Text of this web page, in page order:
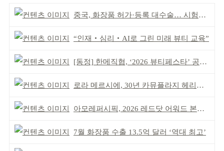
중국, 화장품 허가·등록 대수술… 시험자료 공용 허용
“인재‧심리‧AI로 그린 미래 뷰티 교육”
[동정] 한메직협, ‘2026 뷰티페스타’ 공동 주최
로라 메르시에, 30년 카뮤플라지 헤리티지 담아
아모레퍼시픽, 2026 레드닷 어워드 본상 2개 수상
7월 화장품 수출 13.5억 달러 ‘역대 최고’